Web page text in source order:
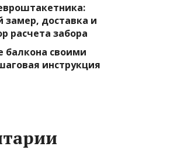
замер, доставка и
расчета забора
балкона своими
инструкция